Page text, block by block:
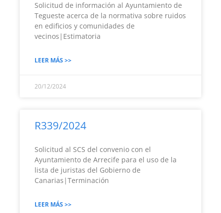
Solicitud de información al Ayuntamiento de
Tegueste acerca de la normativa sobre ruidos
en edificios y comunidades de
vecinos|Estimatoria
LEER MÁS >>
20/12/2024
R339/2024
Solicitud al SCS del convenio con el
Ayuntamiento de Arrecife para el uso de la
lista de juristas del Gobierno de
Canarias|Terminación
LEER MÁS >>